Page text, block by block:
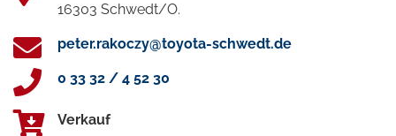
16303 Schwedt/O.
peter.rakoczy@toyota-schwedt.de
0 33 32 / 4 52 30
Verkauf